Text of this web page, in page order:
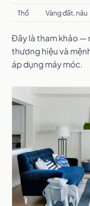
Thổ Vàng đất, nâu
Đây là tham khảo —
thương hiệu và
áp dụng máy móc.